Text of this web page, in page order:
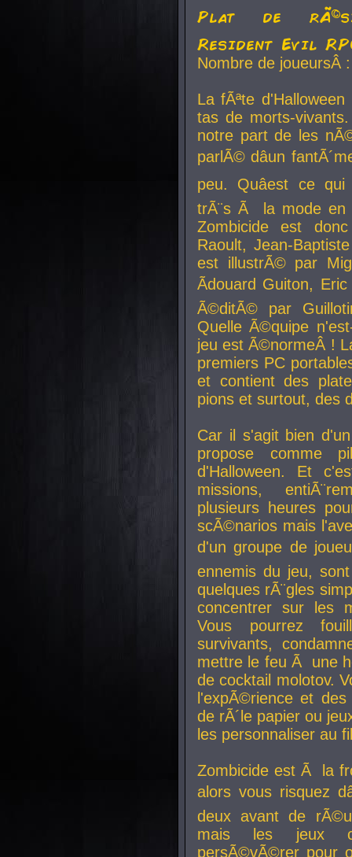
Plat de
Resident Evil
Nombre de
La fÃªte
tas de morts-
notre part de les
parlÃ© dâun
peu. Quâest ce
trÃ¨s Ã la mode en
Zombicide est
Raoult, Jean-
est illustrÃ© par
Ãdouard Guiton,
Ã©ditÃ© par
Quelle Ã©quipe
jeu est Ã©normeÂ !
premiers PC
et contient des
pions et surtout, des
Car il s'agit bien
propose comme
d'Halloween. Et
missions,
plusieurs heures
scÃ©narios mais
d'un groupe de
ennemis du jeu,
quelques rÃ¨gles
concentrer sur les
Vous pourrez
survivants,
mettre le feu Ã une
de cocktail molotov.
l'expÃ©rience et
de rÃ´le papier ou
les personnaliser au
Zombicide est Ã la
alors vous risquez
deux avant de
mais les jeux
persÃ©vÃ©rer pour